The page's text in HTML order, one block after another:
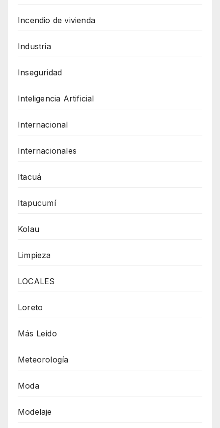
Incendio de vivienda
Industria
Inseguridad
Inteligencia Artificial
Internacional
Internacionales
Itacuá
Itapucumí
Kolau
Limpieza
LOCALES
Loreto
Más Leído
Meteorología
Moda
Modelaje